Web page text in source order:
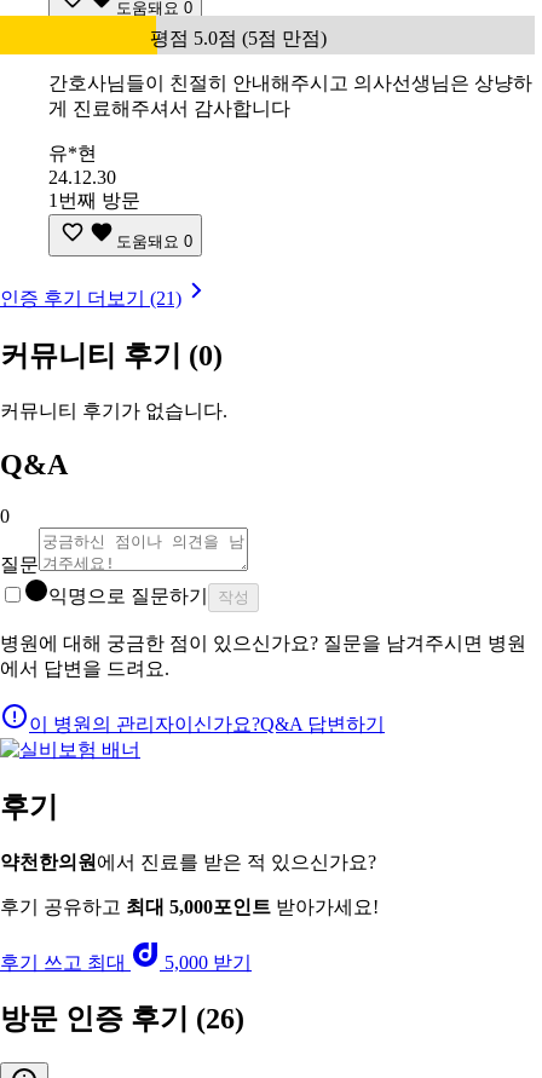
도움돼요 0
평점 5.0점 (5점 만점)
간호사님들이 친절히 안내해주시고 의사선생님은 상냥하
게 진료해주셔서 감사합니다
유*현
24.12.30
1번째 방문
도움돼요 0
인증 후기 더보기 (21)
커뮤니티 후기 (0)
커뮤니티 후기가 없습니다.
Q&A
0
질문
익명으로 질문하기
작성
병원에 대해 궁금한 점이 있으신가요? 질문을 남겨주시면 병원
에서 답변을 드려요.
이 병원의 관리자이신가요?Q&A 답변하기
후기
약천한의원 에서 진료를 받은 적 있으신가요?
후기 공유하고 최대 5,000포인트 받아가세요!
후기 쓰고 최대 5,000 받기
방문 인증 후기 (26)